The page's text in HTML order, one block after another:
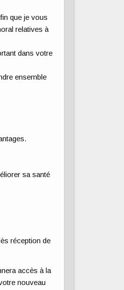
que je vous
relatives à
dans votre
ensemble
sa santé
réception de
accès à la
nouveau